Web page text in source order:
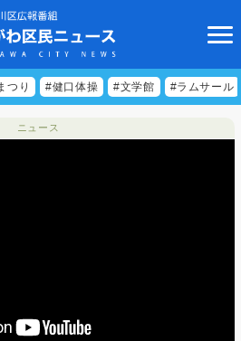
つり #健口体操 #文学館 #ラムサール
ニュース